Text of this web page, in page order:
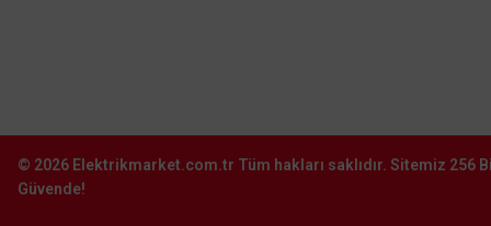
© 2026 Elektrikmarket.com.tr Tüm hakları saklıdır. Sitemiz 256
Güvende!